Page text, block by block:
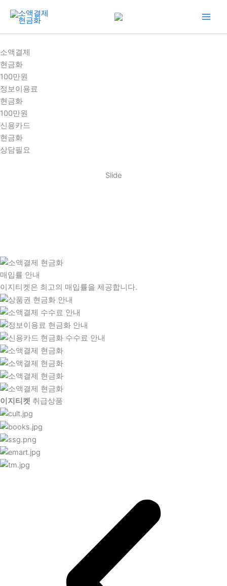
건
너
뛰
기
소액결제
현금화
100만원
정보이용료
현금화
100만원
신용카드
현금화
상담필요
Slide
매입률 안내
이지티켓은 최고의 매입률을 제공합니다.
이지티켓 취급상품